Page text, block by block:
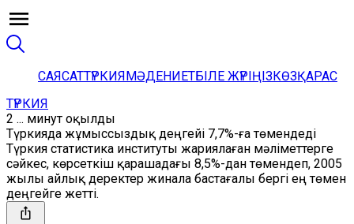
САЯСАТТҮРКИЯМӘДЕНИЕТБІЛЕ ЖҮРІҢІЗКӨЗҚАРАС
ТҮРКИЯ
2 ... минут оқылды
Түркияда жұмыссыздық деңгейі 7,7%-ға төмендеді
Түркия статистика институты жариялаған мәліметтерге
сәйкес, көрсеткіш қарашадағы 8,5%-дан төмендеп, 2005
жылы айлық деректер жинала бастағалы бергі ең төмен
деңгейге жетті.